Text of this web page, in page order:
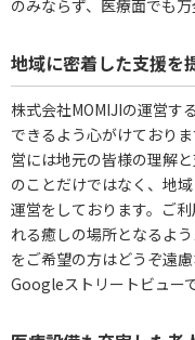
のみならず、医療面でも万
地域に密着した支援を
株式会社MOMIJIの運営す
できるよう心がけており
営には地元の皆様の理解
のことだけではなく、地
運営をしております。ご
れる癒しの場所となるよ
をご希望の方はどうぞ遠
Googleストリートビュー